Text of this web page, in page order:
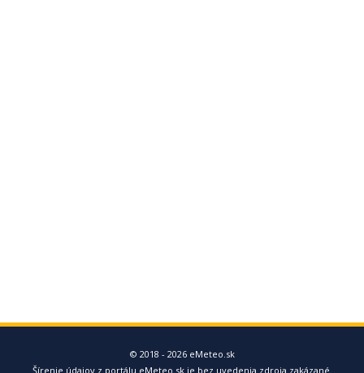
© 2018 - 2026 eMeteo.sk
Šírenie údajov z portálu eMeteo.sk je bez uvedenia zdroja zakázané.